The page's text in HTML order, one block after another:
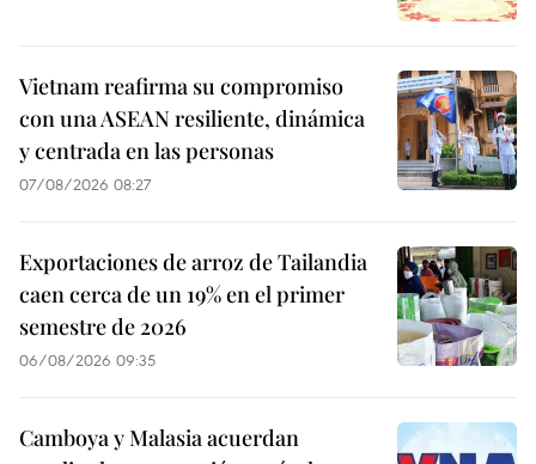
Vietnam reafirma su compromiso
con una ASEAN resiliente, dinámica
y centrada en las personas
07/08/2026 08:27
Exportaciones de arroz de Tailandia
caen cerca de un 19% en el primer
semestre de 2026
06/08/2026 09:35
Camboya y Malasia acuerdan